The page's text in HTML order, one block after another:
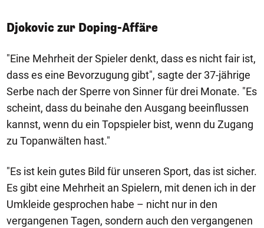
Djokovic zur Doping-Affäre
"Eine Mehrheit der Spieler denkt, dass es nicht fair ist,
dass es eine Bevorzugung gibt", sagte der 37-jährige
Serbe nach der Sperre von Sinner für drei Monate. "Es
scheint, dass du beinahe den Ausgang beeinflussen
kannst, wenn du ein Topspieler bist, wenn du Zugang
zu Topanwälten hast."
"Es ist kein gutes Bild für unseren Sport, das ist sicher.
Es gibt eine Mehrheit an Spielern, mit denen ich in der
Umkleide gesprochen habe – nicht nur in den
vergangenen Tagen, sondern auch den vergangenen